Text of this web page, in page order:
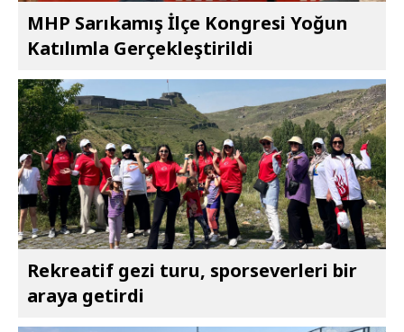
MHP Sarıkamış İlçe Kongresi Yoğun
Katılımla Gerçekleştirildi
Rekreatif gezi turu, sporseverleri bir
araya getirdi